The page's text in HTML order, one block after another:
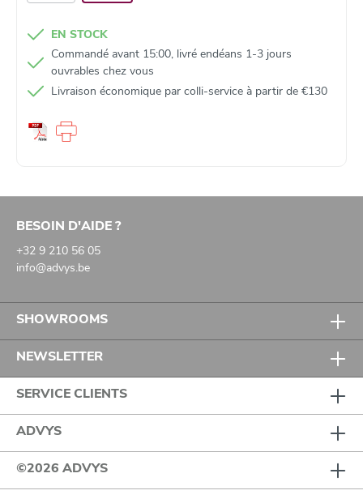
Toepassingen van CureTape Classic in de kinesitherapie
ontstekingen, oedeem en hematomen
Pijnverlichting
Behandeling bij overbelastingzoals RSI, tenniselleboog of
Triggerpoint- en fascia-technieken
intensief sporten of zwemmen) wordt CureTape Sports
aanbevolen vanwege de sterkere kleefkracht.
EN STOCK
Commandé avant 15:00, livré endéans 1-3 jours
ouvrables chez vous
Livraison économique par colli‑service à partir de €130
BESOIN D'AIDE ?
+32 9 210 56 05
info@advys.be
SHOWROOMS
NEWSLETTER
SERVICE CLIENTS
ADVYS
©2026 ADVYS